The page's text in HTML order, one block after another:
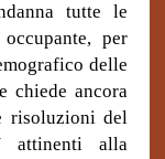
tutte le
per
delle
chiede ancora
risoluzioni del
attinenti alla